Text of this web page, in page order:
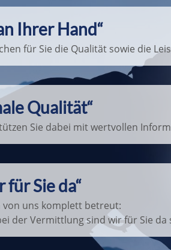
Ihrer Hand“
für Sie die Qualität sowie die
Qualität“
Sie dabei mit wertvollen
für Sie da“
von uns komplett betreut:
der Vermittlung sind wir für Sie